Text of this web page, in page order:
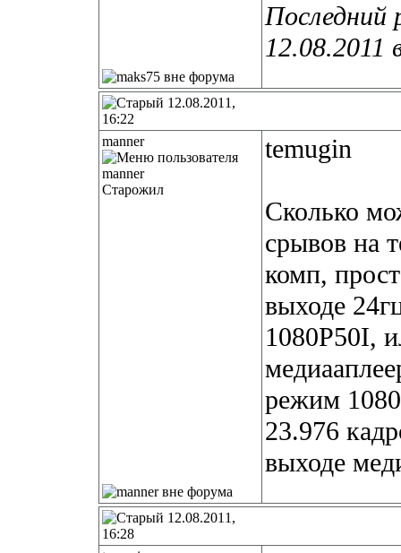
Последний
12.08.2011
12.08.2011,
16:22
manner
Старожил
temugin
Сколько
срывов на
комп,
выходе
1080Р50I,
режим
23.976
выходе
12.08.2011,
16:28